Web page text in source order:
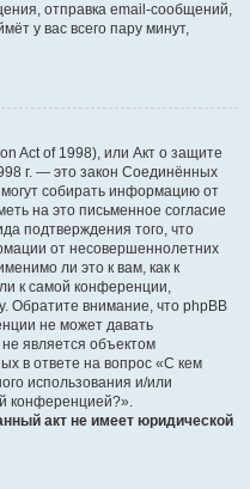
отправка email-сообщений,
у вас всего пару минут,
Act of 1998), или Акт о защите
г. — это закон Соединённых
собирать информацию от
на это письменное согласие
подтверждения того, что
от несовершеннолетних
ли это к вам, как к
к самой конференции,
Обратите внимание, что phpBB
не может давать
является объектом
в ответе на вопрос «С кем
использования и/или
конференцией?».
акт не имеет юридической